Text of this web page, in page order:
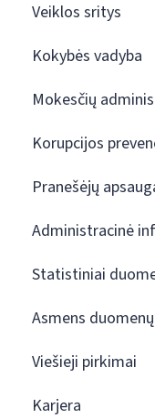
Veiklos sritys
Kokybės vadyba
Mokesčių
Korupcijos
Pranešėjų
Administracinė
Statistiniai
Asmens
Viešieji pirkimai
Karjera